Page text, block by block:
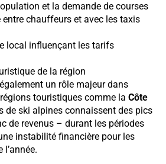
et la demande de courses
entre chauffeurs et avec les taxis
local influençant les tarifs
de la région
un rôle majeur dans
touristiques comme la Côte
de ski alpines connaissent des pics
de revenus – durant les périodes
instabilité financière pour les